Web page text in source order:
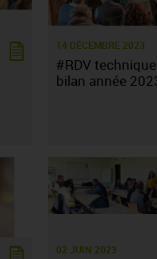
14 DÉCEMBRE 2023
#RDV
bilan année
02 JUIN 2023